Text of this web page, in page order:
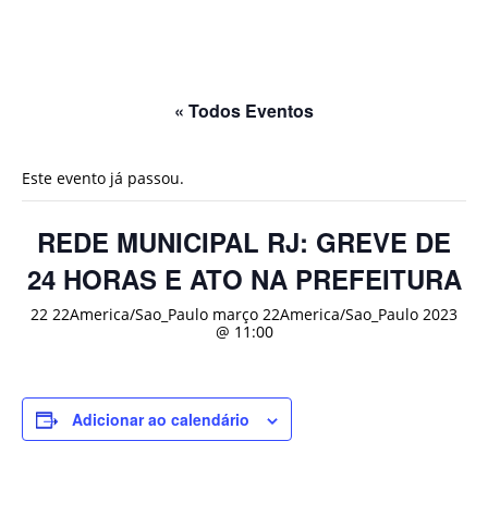
« Todos Eventos
Este evento já passou.
REDE MUNICIPAL RJ: GREVE DE
24 HORAS E ATO NA PREFEITURA
22 22America/Sao_Paulo março 22America/Sao_Paulo 2023
@ 11:00
Adicionar ao calendário